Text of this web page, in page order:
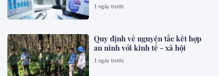
1 ngày trước
Quy định về nguyên tắc kết hợp
an ninh với kinh tế - xã hội
1 ngày trước